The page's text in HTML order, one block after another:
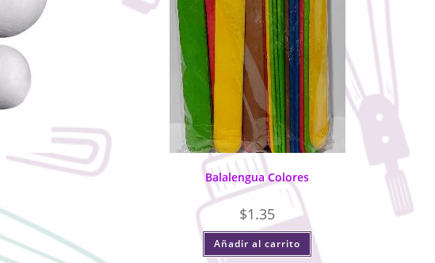
Balalengua Colores
$1.35
Añadir al carrito